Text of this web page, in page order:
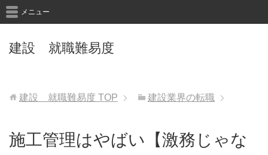
建設 就職難易度
メニュー
建設 就職難易度 TOP 建設業界の転職
施工管理はやばい【激務じゃな